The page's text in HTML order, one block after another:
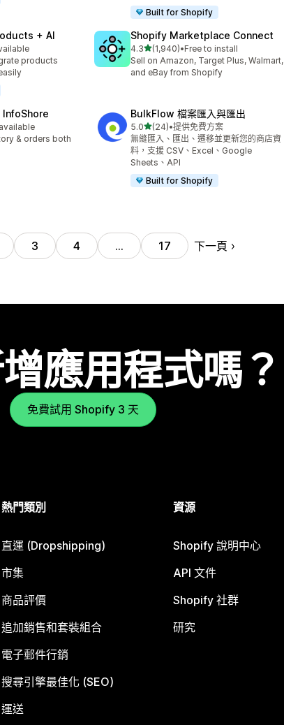
Built for Shopify
+ AI
products
Shopify Marketplace Connect
4.3滿分 5 顆星
(1,940)
共有 1940 則評價
•Free to install
Sell on Amazon, Target Plus, Walmart,
and eBay from Shopify
& orders both
BulkFlow 檔案匯入與匯出
5.0滿分 5 顆星
(24)
共有 24 則評價
•提供免費方案
無縫匯入、匯出、遷移並更新您的商店資
料，支援 CSV、Excel、Google
Sheets、API
Built for Shopify
3 4 … 17 下一頁
應用程式嗎？
免費試用 Shopify 3 天
熱門類別
直運 (Dropshipping)
市集
商品評價
追加銷售和套裝組合
電子郵件行銷
搜尋引擎最佳化 (SEO)
運送
資源
Shopify 說明中心
API 文件
Shopify 社群
研究